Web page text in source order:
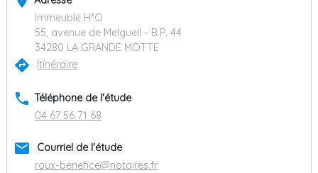
Immeuble H²O
55, avenue de Melgueil - B.P. 44
34280 LA GRANDE MOTTE
directions Itinéraire
phone Téléphone de l'étude
04 67 56 71 68
email
Courriel de l'étude
roux-benefice@notaires.fr